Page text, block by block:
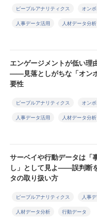
ピープルアナリティクス オン
人事データ活用 人材データ分析
エンゲージメントが低い理
——見落としがちな「オン
要性
ピープルアナリティクス オン
人事データ活用 人材データ分析
サーベイや行動データは「
し」として見よ——誤判断
タの取り扱い方
ピープルアナリティクス 人事
人材データ分析 行動データ